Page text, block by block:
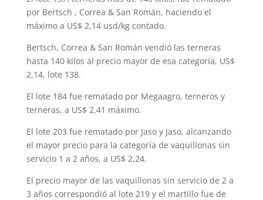
por Bertsch , Correa & San Román, haciendo el
máximo a US$ 2,14 usd/kg contado.
Bertsch, Correa & San Román vendió las terneras
hasta 140 kilos al precio mayor de esa categoría, US$
2,14, lote 138.
El lote 184 fue rematado por Megaagro, terneros y
terneras, a US$ 2,41 máximo.
El lote 203 fue rematado por Jaso y Jaso, alcanzando
el mayor precio para la categoría de vaquillonas sin
servicio 1 a 2 años, a US$ 2,24.
El precio mayor de las vaquillonas sin servicio de 2 a
3 años correspondió al lote 219 y el martillo fue de